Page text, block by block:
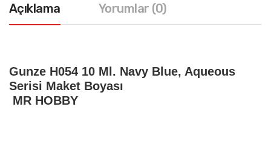
Açıklama Yorumlar (0)
Gunze H054 10 Ml. Navy Blue, Aqueous
Serisi Maket Boyası
MR HOBBY